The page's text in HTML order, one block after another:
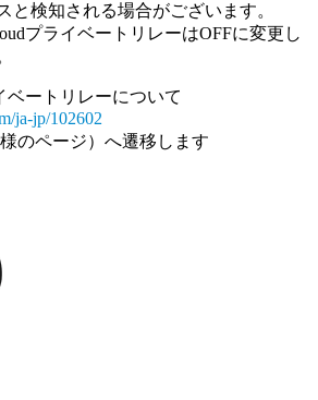
と検知される場合がございます。
プライベートリレーはOFFに変更し
ベートリレーについて
ja-jp/102602
のページ）へ遷移します